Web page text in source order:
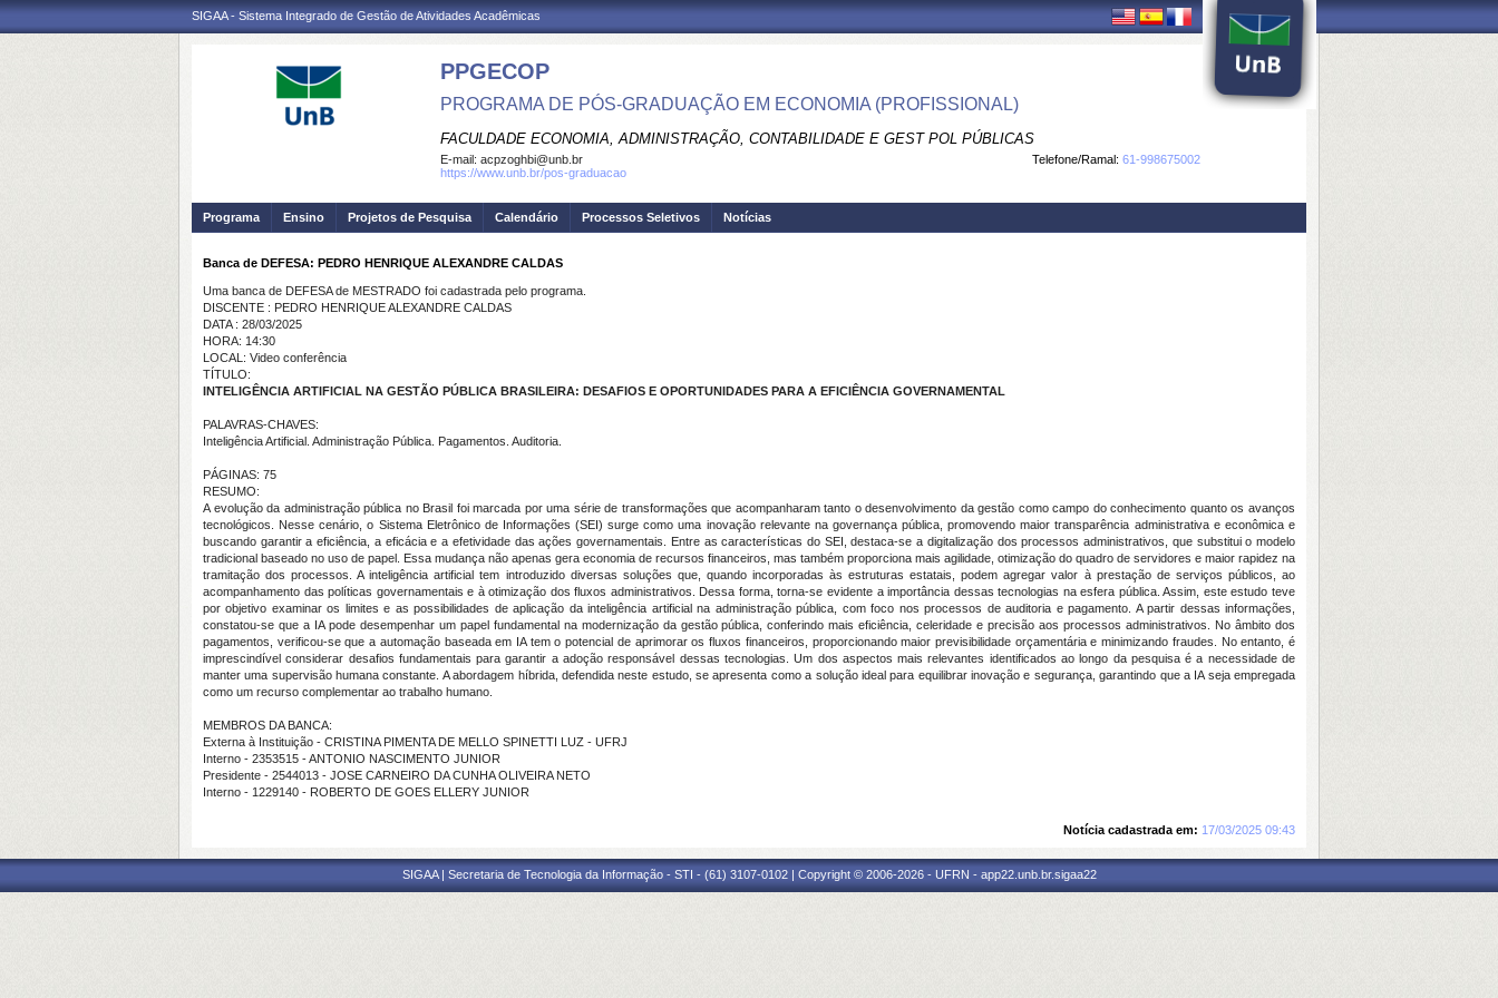
SIGAA - Sistema Integrado de Gestão de Atividades Acadêmicas
PPGECOP
PROGRAMA DE PÓS-GRADUAÇÃO EM ECONOMIA (PROFISSIONAL)
FACULDADE ECONOMIA, ADMINISTRAÇÃO, CONTABILIDADE E GEST POL PÚBLICAS
Telefone/Ramal: 61-998675002
E-mail: acpzoghbi@unb.br
https://www.unb.br/pos-graduacao
Programa Ensino Projetos de Pesquisa Calendário Processos Seletivos Notícias
Banca de DEFESA: PEDRO HENRIQUE ALEXANDRE CALDAS
Uma banca de DEFESA de MESTRADO foi cadastrada pelo programa.
DISCENTE : PEDRO HENRIQUE ALEXANDRE CALDAS
DATA : 28/03/2025
HORA: 14:30
LOCAL: Video conferência
TÍTULO:
INTELIGÊNCIA ARTIFICIAL NA GESTÃO PÚBLICA BRASILEIRA: DESAFIOS E OPORTUNIDADES PARA A EFICIÊNCIA GOVERNAMENTAL
PALAVRAS-CHAVES:
Inteligência Artificial. Administração Pública. Pagamentos. Auditoria.
PÁGINAS: 75
RESUMO:
A evolução da administração pública no Brasil foi marcada por uma série de transformações que acompanharam tanto o desenvolvimento da gestão como campo do conhecimento quanto os avanços
tecnológicos. Nesse cenário, o Sistema Eletrônico de Informações (SEI) surge como uma inovação relevante na governança pública, promovendo maior transparência administrativa e econômica e
buscando garantir a eficiência, a eficácia e a efetividade das ações governamentais. Entre as características do SEI, destaca-se a digitalização dos processos administrativos, que substitui o modelo
tradicional baseado no uso de papel. Essa mudança não apenas gera economia de recursos financeiros, mas também proporciona mais agilidade, otimização do quadro de servidores e maior rapidez na
tramitação dos processos. A inteligência artificial tem introduzido diversas soluções que, quando incorporadas às estruturas estatais, podem agregar valor à prestação de serviços públicos, ao
acompanhamento das políticas governamentais e à otimização dos fluxos administrativos. Dessa forma, torna-se evidente a importância dessas tecnologias na esfera pública. Assim, este estudo teve
por objetivo examinar os limites e as possibilidades de aplicação da inteligência artificial na administração pública, com foco nos processos de auditoria e pagamento. A partir dessas informações,
constatou-se que a IA pode desempenhar um papel fundamental na modernização da gestão pública, conferindo mais eficiência, celeridade e precisão aos processos administrativos. No âmbito dos
pagamentos, verificou-se que a automação baseada em IA tem o potencial de aprimorar os fluxos financeiros, proporcionando maior previsibilidade orçamentária e minimizando fraudes. No entanto, é
imprescindível considerar desafios fundamentais para garantir a adoção responsável dessas tecnologias. Um dos aspectos mais relevantes identificados ao longo da pesquisa é a necessidade de
manter uma supervisão humana constante. A abordagem híbrida, defendida neste estudo, se apresenta como a solução ideal para equilibrar inovação e segurança, garantindo que a IA seja empregada
como um recurso complementar ao trabalho humano.
MEMBROS DA BANCA:
Externa à Instituição - CRISTINA PIMENTA DE MELLO SPINETTI LUZ - UFRJ
Interno - 2353515 - ANTONIO NASCIMENTO JUNIOR
Presidente - 2544013 - JOSE CARNEIRO DA CUNHA OLIVEIRA NETO
Interno - 1229140 - ROBERTO DE GOES ELLERY JUNIOR
Notícia cadastrada em: 17/03/2025 09:43
SIGAA | Secretaria de Tecnologia da Informação - STI - (61) 3107-0102 | Copyright © 2006-2026 - UFRN - app22.unb.br.sigaa22